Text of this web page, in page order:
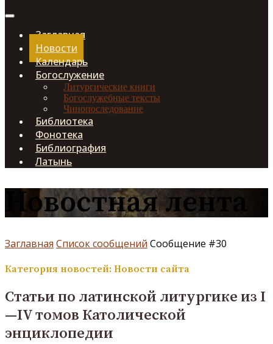
Заглавная
Новости
Календарь
Богослужение
Литургические книги
Богослужебные тексты
Чинопоследование
Библиотека
Фонотека
Библиография
Латынь
Новостная лента
Заглавная Список сообщений Сообщение #30
Категория новостей: Новости сайта
Cтатьи по латинской литургике из I
—IV томов Католической
энциклопедии